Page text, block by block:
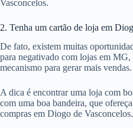
Vasconcelos.
2. Tenha um cartão de loja em
De fato, existem muitas
para negativado com lojas em MG,
mecanismo para gerar mais vendas.
A dica é encontrar uma loja com
com uma boa bandeira, que
compras em Diogo de Vasconcelos.